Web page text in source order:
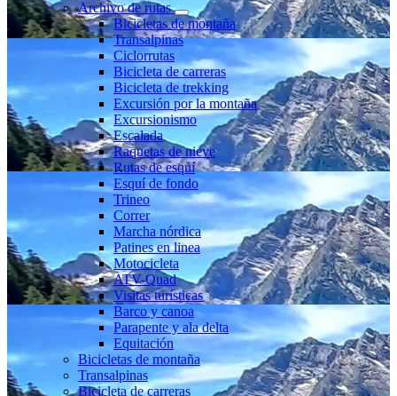
Archivo de rutas
Bicicletas de montaña
Transalpinas
Ciclorrutas
Bicicleta de carreras
Bicicleta de trekking
Excursión por la montaña
Excursionismo
Escalada
Raquetas de nieve
Rutas de esquí
Esquí de fondo
Trineo
Correr
Marcha nórdica
Patines en linea
Motocicleta
ATV-Quad
Visitas turísticas
Barco y canoa
Parapente y ala delta
Equitación
Bicicletas de montaña
Transalpinas
Bicicleta de carreras